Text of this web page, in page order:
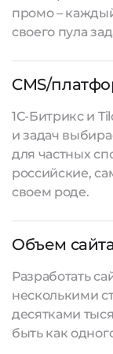
промо –
своего пула
CMS/
1С-Битрикс и
и задач
для частных
российские,
своем роде.
Объем
Разработать
несколькими
десятками
быть как